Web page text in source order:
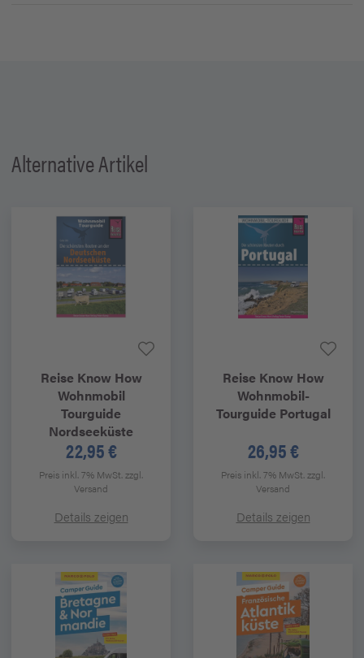
Alternative Artikel
Reise Know How
Wohnmobil
Tourguide
Nordseeküste
22,95 €
Preis inkl. 7% MwSt.zzgl.
Versand
Details zeigen
Reise Know How
Wohnmobil-
Tourguide Portugal
26,95 €
Preis inkl. 7% MwSt.zzgl.
Versand
Details zeigen